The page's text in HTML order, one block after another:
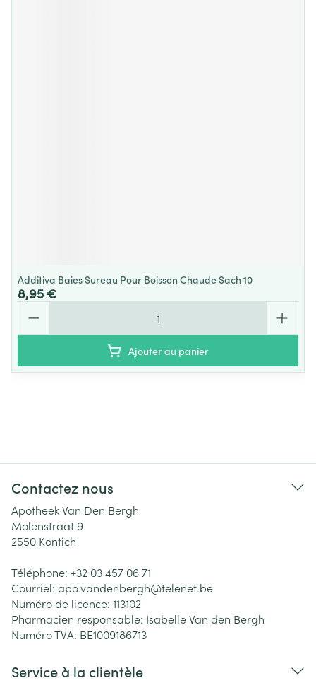
Additiva Baies Sureau Pour Boisson Chaude Sach 10
8,95 €
Ajouter au panier
Contactez nous
Apotheek Van Den Bergh
Molenstraat 9
2550 Kontich
Téléphone: +32 03 457 06 71
Courriel: apo.vandenbergh@telenet.be
Numéro de licence: 113102
Pharmacien responsable: Isabelle Van den Bergh
Numéro TVA: BE1009186713
Service à la clientèle